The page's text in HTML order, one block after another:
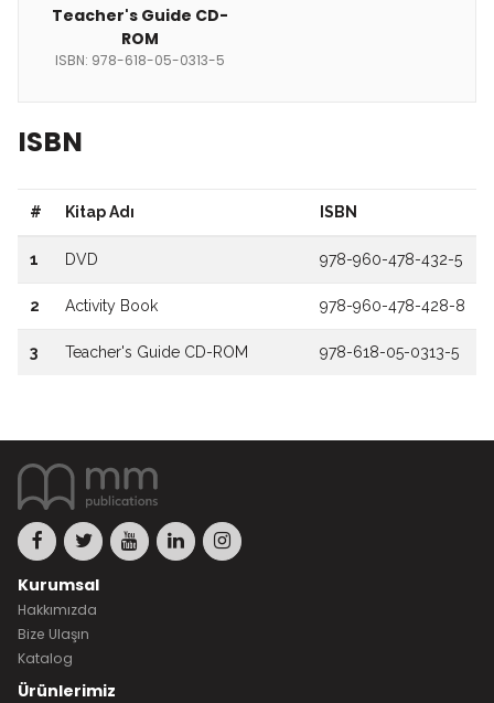
Teacher's Guide CD-
ROM
ISBN: 978-618-05-0313-5
ISBN
# Kitap Adı ISBN
1 DVD 978-960-478-432-5
2 Activity Book 978-960-478-428-8
3 Teacher's Guide CD-ROM 978-618-05-0313-5
Kurumsal
Hakkımızda
Bize Ulaşın
Katalog
Ürünlerimiz